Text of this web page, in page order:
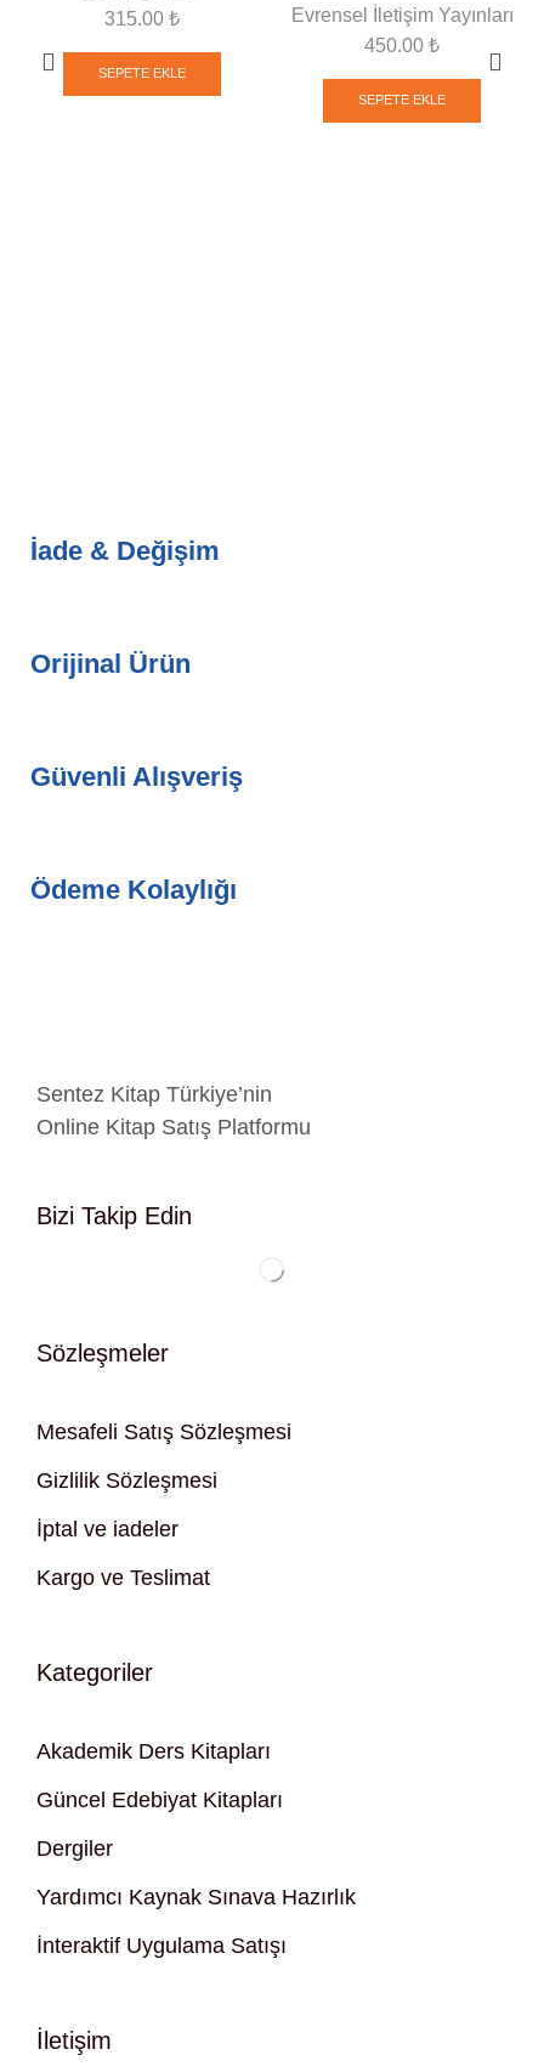
315.00 ₺
SEPETE EKLE
Evrensel İletişim Yayınları
450.00 ₺
SEPETE EKLE
İade & Değişim
Orijinal Ürün
Güvenli Alışveriş
Ödeme Kolaylığı
Sentez Kitap Türkiye’nin
Online Kitap Satış Platformu
Bizi Takip Edin
Sözleşmeler
Mesafeli Satış Sözleşmesi
Gizlilik Sözleşmesi
İptal ve iadeler
Kargo ve Teslimat
Kategoriler
Akademik Ders Kitapları
Güncel Edebiyat Kitapları
Dergiler
Yardımcı Kaynak Sınava Hazırlık
İnteraktif Uygulama Satışı
İletişim